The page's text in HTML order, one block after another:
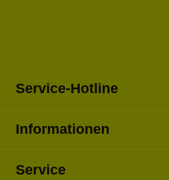
Service-Hotline
Informationen
Service